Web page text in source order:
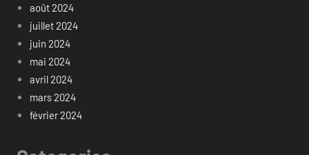
août 2024
juillet 2024
juin 2024
mai 2024
avril 2024
mars 2024
février 2024